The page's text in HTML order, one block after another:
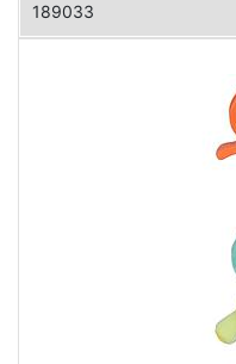
189033